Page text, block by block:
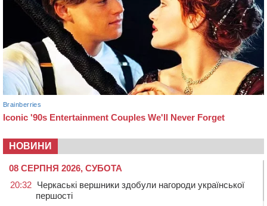
НОВИНИ
08 СЕРПНЯ 2026, СУБОТА
20:32 Черкаські вершники здобули нагороди української
першості